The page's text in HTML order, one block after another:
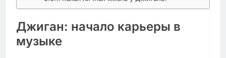
Джиган: начало карьеры в
музыке